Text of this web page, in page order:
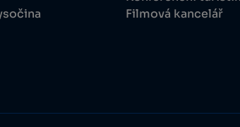
Filmová kancelář